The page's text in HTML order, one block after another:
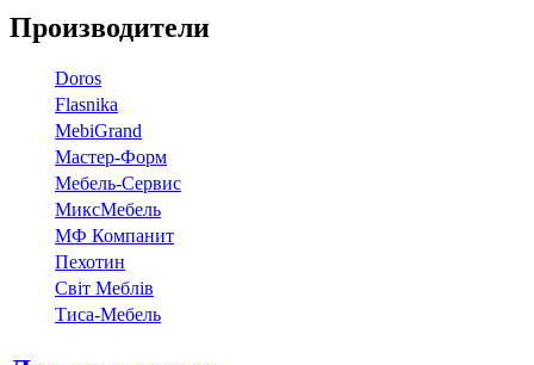
Производители
Doros
Flasnika
МebiGrand
Мастер-Форм
Мебель-Сервис
МиксМебель
МФ Компанит
Пехотин
Світ Меблів
Тиса-Мебель